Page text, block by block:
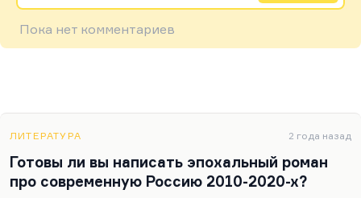
Пока нет комментариев
ЛИТЕРАТУРА 2 года назад
Готовы ли вы написать эпохальный роман
про современную Россию 2010-2020-х?